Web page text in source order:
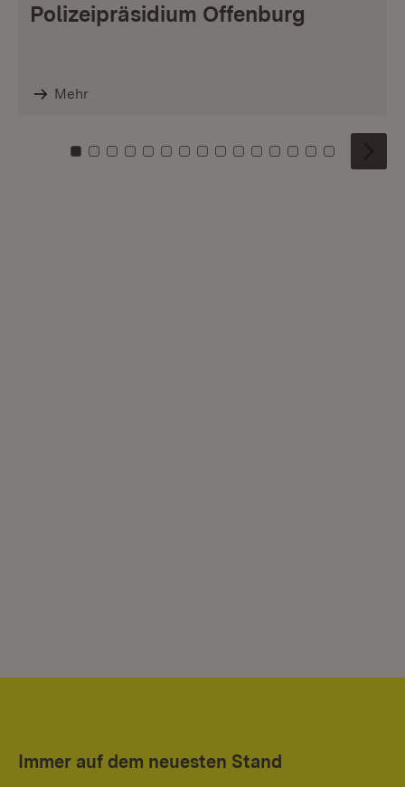
Polizeipräsidium Offenburg
Mehr
Zu Kachel: 0
Zu Kachel: 1
Zu Kachel: 2
Zu Kachel: 3
Zu Kachel: 4
Zu Kachel: 5
Zu Kachel: 6
Zu Kachel: 7
Zu Kachel: 8
Zu Kachel: 9
Zu Kachel: 10
Zu Kachel: 11
Zu Kachel: 12
Zu Kachel:
Zu
Immer auf dem neuesten Stand